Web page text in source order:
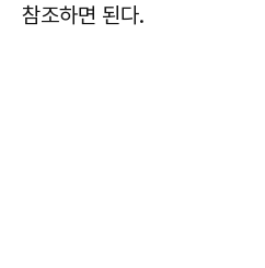
참조하면 된다.